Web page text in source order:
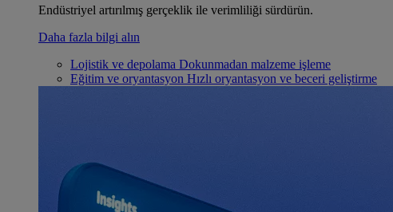
Endüstriyel artırılmış gerçeklik ile verimliliği sürdürün.
Daha fazla bilgi alın
Lojistik ve depolama Dokunmadan malzeme işleme
Eğitim ve oryantasyon Hızlı oryantasyon ve beceri geliştirme